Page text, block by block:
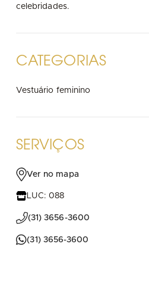
celebridades.
CATEGORIAS
Vestuário feminino
SERVIÇOS
Ver no mapa
LUC: 088
(31) 3656-3600
(31) 3656-3600